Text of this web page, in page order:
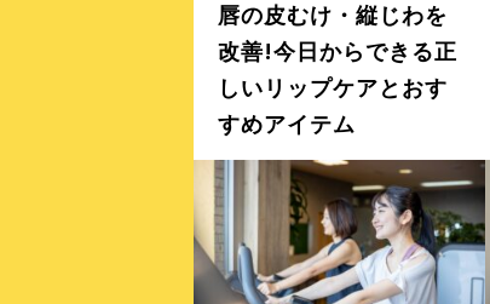
唇の皮むけ・縦じわを
改善!今日からできる正
しいリップケアとおす
すめアイテム